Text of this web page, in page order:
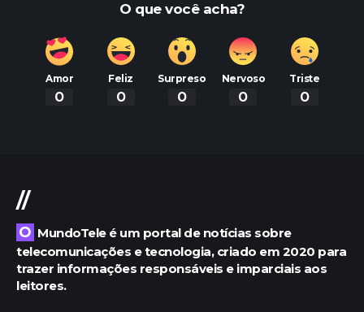
O que você acha?
Amor
0
Feliz
0
Surpreso
0
Nervoso
0
Triste
0
//
O MundoTele é um portal de notícias sobre
telecomunicações e tecnologia, criado em 2020 para
trazer informações responsáveis e imparciais aos
leitores.